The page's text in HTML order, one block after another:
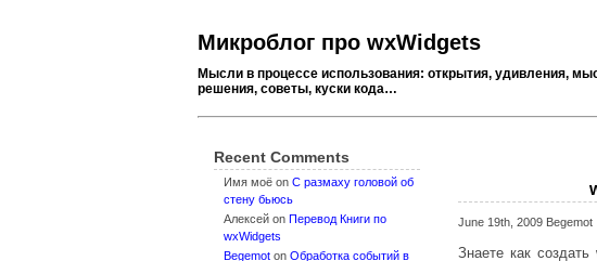
Микроблог про wxWidgets
Мысли в процессе использования: открытия, удивления,
решения, советы, куски кода…
Recent Comments
Имя моё on C размаху головой об
стену бьюсь
Алексей on Перевод Книги по
wxWidgets
Begemot on Обработка событий в
June 19th, 2009 Begemot
Знаете как